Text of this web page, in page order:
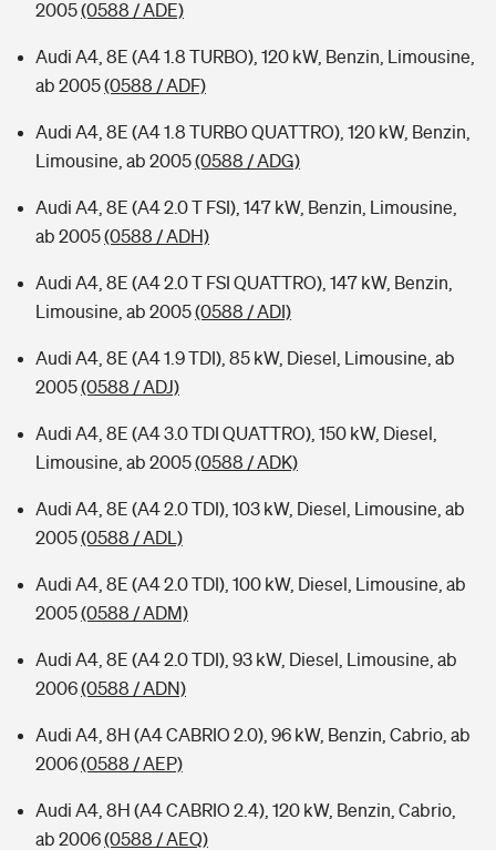
2005(0588 / ADE)
Audi A4, 8E (A4 1.8 TURBO), 120 kW, Benzin, Limousine,
ab 2005(0588 / ADF)
Audi A4, 8E (A4 1.8 TURBO QUATTRO), 120 kW, Benzin,
Limousine, ab 2005(0588 / ADG)
Audi A4, 8E (A4 2.0 T FSI), 147 kW, Benzin, Limousine,
ab 2005(0588 / ADH)
Audi A4, 8E (A4 2.0 T FSI QUATTRO), 147 kW, Benzin,
Limousine, ab 2005(0588 / ADI)
Audi A4, 8E (A4 1.9 TDI), 85 kW, Diesel, Limousine, ab
2005(0588 / ADJ)
Audi A4, 8E (A4 3.0 TDI QUATTRO), 150 kW, Diesel,
Limousine, ab 2005(0588 / ADK)
Audi A4, 8E (A4 2.0 TDI), 103 kW, Diesel, Limousine, ab
2005(0588 / ADL)
Audi A4, 8E (A4 2.0 TDI), 100 kW, Diesel, Limousine, ab
2005(0588 / ADM)
Audi A4, 8E (A4 2.0 TDI), 93 kW, Diesel, Limousine, ab
2006(0588 / ADN)
Audi A4, 8H (A4 CABRIO 2.0), 96 kW, Benzin, Cabrio, ab
2006(0588 / AEP)
Audi A4, 8H (A4 CABRIO 2.4), 120 kW, Benzin, Cabrio,
ab 2006(0588 / AEQ)